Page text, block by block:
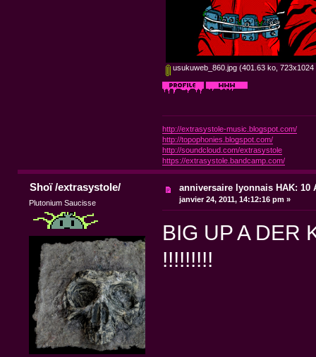
usukuweb_860.jpg (401.63 ko,
http://extrasystole-music.blogspot.com/
http://topophonies.blogspot.com/
http://soundcloud.com/extrasystole
https://extrasystole.bandcamp.com/
Shoï /extrasystole/
Plutonium Saucisse
anniversaire lyonnais HAK: 10
janvier 24, 2011, 14:12:16 pm »
BIG UP A DER
!!!!!!!!!